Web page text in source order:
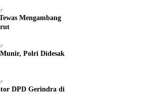
Mengambang
Polri Didesak
DPD Gerindra di